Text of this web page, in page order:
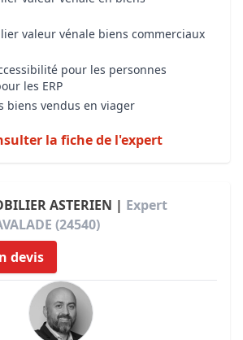
valeur vénale biens commerciaux
pour les personnes
les ERP
biens vendus en viager
la fiche de l'expert
ASTERIEN | Expert
(24540)
devis